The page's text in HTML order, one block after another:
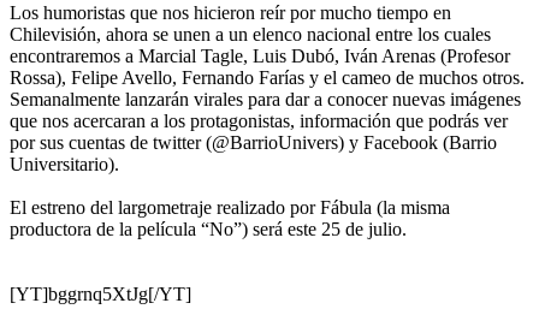
Los humoristas que nos hicieron reír por mucho tiempo en
Chilevisión, ahora se unen a un elenco nacional entre los cuales
encontraremos a Marcial Tagle, Luis Dubó, Iván Arenas (Profesor
Rossa), Felipe Avello, Fernando Farías y el cameo de muchos otros.
Semanalmente lanzarán virales para dar a conocer nuevas imágenes
que nos acercaran a los protagonistas, información que podrás ver
por sus cuentas de twitter (@BarrioUnivers) y Facebook (Barrio
Universitario).
El estreno del largometraje realizado por Fábula (la misma
productora de la película “No”) será este 25 de julio.
[YT]bggrnq5XtJg[/YT]